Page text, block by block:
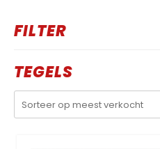
FILTER
TEGELS